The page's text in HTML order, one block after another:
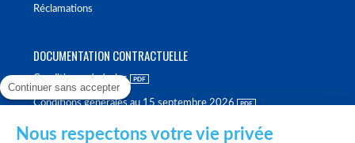
Réclamations
DOCUMENTATION CONTRACTUELLE
Conditions générales
Conditions générales au 15 septembre 2026
Continuer sans accepter
Nous respectons votre vie privée